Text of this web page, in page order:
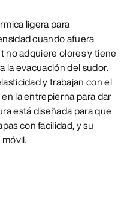
ligera para
cuando afuera
no adquiere olores y tiene
la evacuación del sudor.
y trabajan con el
la entrepierna para dar
está diseñada para que
con facilidad, y su